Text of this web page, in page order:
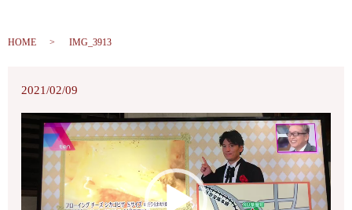
HOME IMG_3913
2021/02/09
動